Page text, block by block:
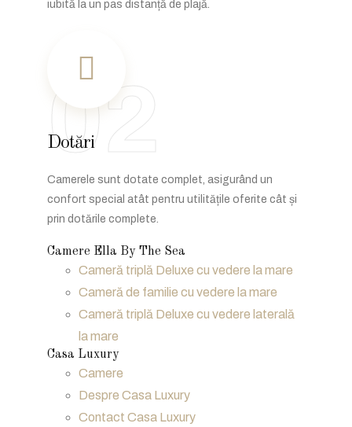
iubită la un pas distanță de plajă.
Dotări
Camerele sunt dotate complet, asigurând un
confort special atât pentru utilitățile oferite cât și
prin dotările complete.
02
Camere Ella By The Sea
Cameră triplă Deluxe cu vedere la mare
Cameră de familie cu vedere la mare
Cameră triplă Deluxe cu vedere laterală
la mare
Casa Luxury
Camere
Despre Casa Luxury
Contact Casa Luxury